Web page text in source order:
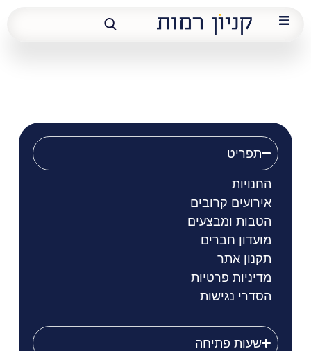
תפריט
החנויות
אירועים קרובים
הטבות ומבצעים
מועדון חברים
תקנון אתר
מדיניות פרטיות
הסדרי נגישות
שעות פתיחה